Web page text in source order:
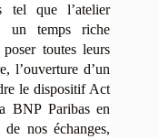
tel que l’atelier
un temps riche
toutes leurs
l’ouverture d’un
le dispositif Act
BNP Paribas en
nos échanges,